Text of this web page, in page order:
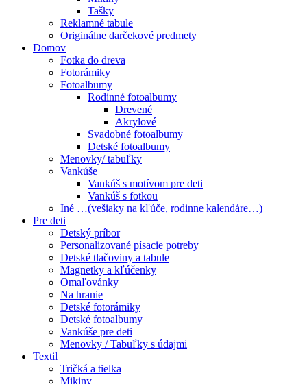
Tašky
Reklamné tabule
Originálne darčekové predmety
Domov
Fotka do dreva
Fotorámiky
Fotoalbumy
Rodinné fotoalbumy
Drevené
Akrylové
Svadobné fotoalbumy
Detské fotoalbumy
Menovky/ tabuľky
Vankúše
Vankúš s motívom pre deti
Vankúš s fotkou
Iné …(vešiaky na kľúče, rodinne kalendáre…)
Pre deti
Detský príbor
Personalizované písacie potreby
Detské tlačoviny a tabule
Magnetky a kľúčenky
Omaľovánky
Na hranie
Detské fotorámiky
Detské fotoalbumy
Vankúše pre deti
Menovky / Tabuľky s údajmi
Textil
Tričká a tielka
Mikiny